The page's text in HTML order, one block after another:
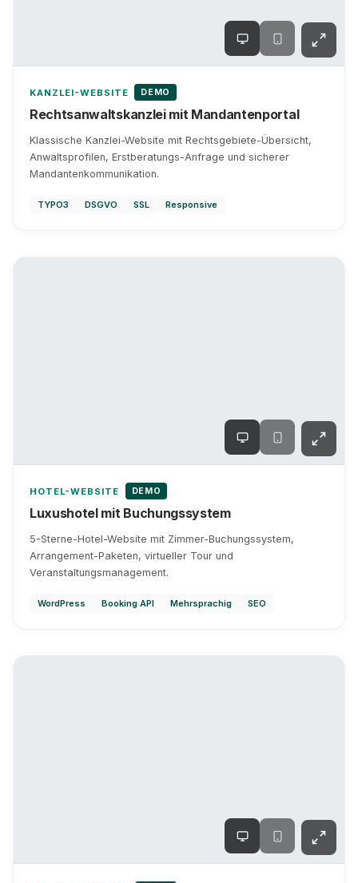
KANZLEI-WEBSITE DEMO
Rechtsanwaltskanzlei mit Mandantenportal
Klassische Kanzlei-Website mit Rechtsgebiete-Übersicht,
Anwaltsprofilen, Erstberatungs-Anfrage und sicherer
Mandantenkommunikation.
TYPO3 DSGVO SSL Responsive
HOTEL-WEBSITE DEMO
Luxushotel mit Buchungssystem
5-Sterne-Hotel-Website mit Zimmer-Buchungssystem,
Arrangement-Paketen, virtueller Tour und
Veranstaltungsmanagement.
WordPress Booking API Mehrsprachig SEO